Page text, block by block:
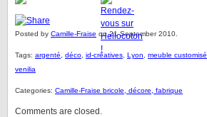
Posted by Camille-Fraise on 21 September 2010.
Tags: argenté déco id-creatives Lyon meuble customisé
venilia
Categories: Camille-Fraise bricole, décore, fabrique
Comments are closed.